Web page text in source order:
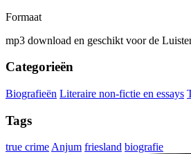
Formaat
mp3 download en geschikt voor de
Categorieën
Biografieën Literaire non-fictie en essays
Tags
true crimeAnjum friesland biografie